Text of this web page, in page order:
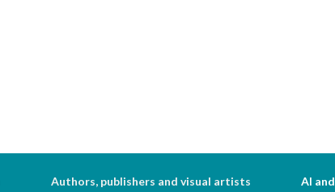
Authors, publishers and visual artists AI